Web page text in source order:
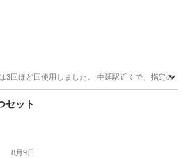
3回ほど回使用しました。 中延駅近くで、指定の
よろしくお願いします
セット
8月9日